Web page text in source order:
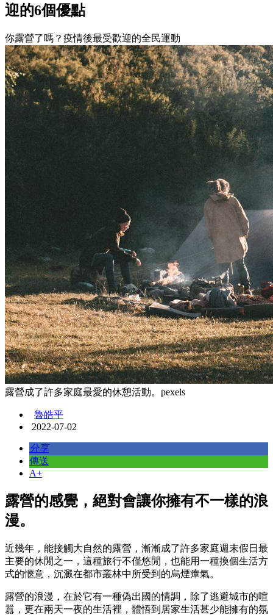
迎的6個優點
你露營了嗎？疫情後最受歡迎的全民運動
露營成了許多家庭最愛的休憩活動。pexels
魯皓平
2022-07-02
分享
傳送
A+
露營的感覺，絕對會讓你擁有不一樣的浪
漫。
近幾年，能接觸大自然的露營，漸漸成了許多家庭週末假日最
主要的休閒之一，這種旅行不僅悠閒，也能用一種換個生活方
式的愜意，沉澱在都市叢林中所受到的烏煙瘴氣。
露營的浪漫，在於它有一種偽出國的情調，除了逃避城市的喧
囂，更在兩天一夜的生活裡，體悟到居家生活甚少能擁有的氛